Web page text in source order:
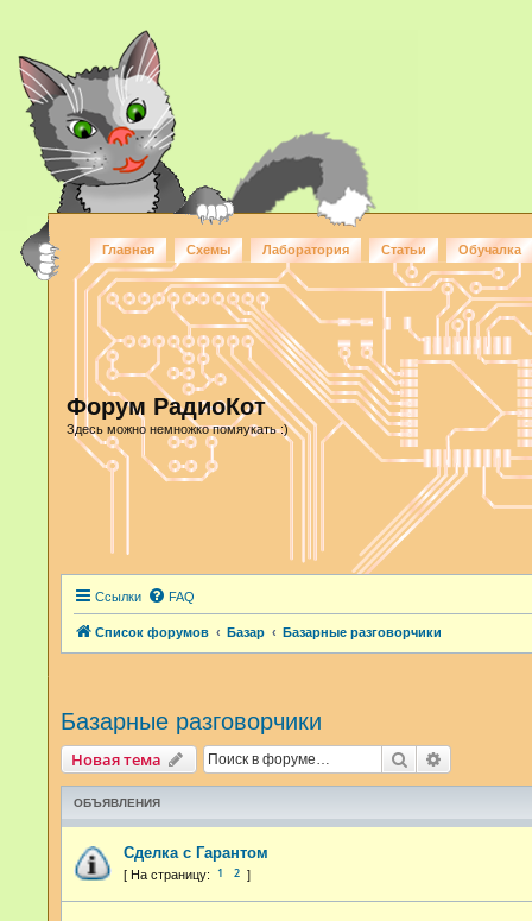
Главная Схемы Лаборатория Статьи Обучалка
Форум РадиоКот
Здесь можно немножко помяукать :)
Ссылки FAQ
Список форумов Базар Базарные разговорчики
Базарные разговорчики
Новая тема Поиск
ОБЪЯВЛЕНИЯ
Сделка с Гарантом
1 2